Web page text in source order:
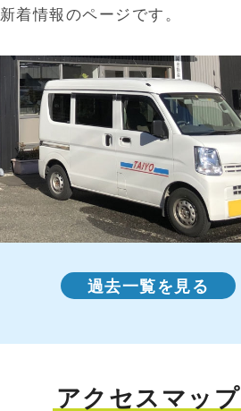
新着情報のページです。
過去一覧を見る
アクセスマップ